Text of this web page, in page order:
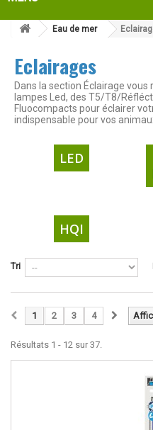
Eau de mer
Eclairages
Dans la section Éclairage
lampes Led, des T5/T8/
Fluocompacts pour éclairer
indispensable pour vos
LED
HQI
Tri
1 2 3 4
Résultats 1 - 12 sur 37.